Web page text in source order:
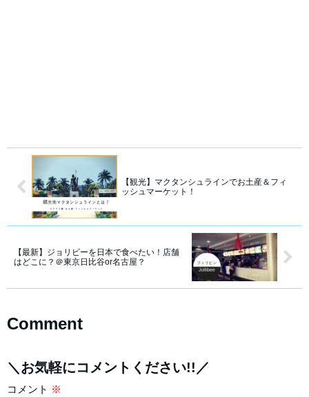
【観光】マクタンシュラインでお土産＆フィ
ッシュマーケット！
【最新】ジョリビーを日本で食べたい！店舗
はどこに？＠東京日比谷or名古屋？
Comment
＼お気軽にコメントください!!／
コメント ※